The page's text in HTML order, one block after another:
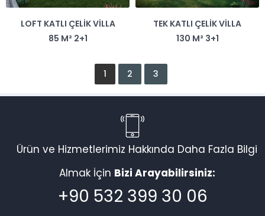
LOFT KATLI ÇELIK VILLA
85 M² 2+1
TEK KATLI ÇELIK VILLA
130 M² 3+1
1 2 3
Ürün ve Hizmetlerimiz Hakkında Daha Fazla Bilgi
Almak İçin Bizi Arayabilirsiniz:
+90 532 399 30 06
Vadi Villa Canlı Destek